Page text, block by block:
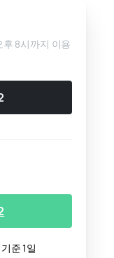
8시까지 이용
준 1일